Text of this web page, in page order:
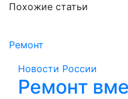
Похожие статьи
Ремонт
Новости России
Ремонт